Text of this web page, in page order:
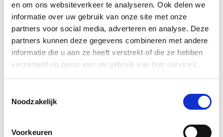
en om ons websiteverkeer te analyseren. Ook delen we
informatie over uw gebruik van onze site met onze
partners voor social media, adverteren en analyse. Deze
partners kunnen deze gegevens combineren met andere
informatie die u aan ze heeft verstrekt of die ze hebben
verzameld op basis van uw gebruik van hun services.
Noodzakelijk
Voorkeuren
Randen
geslepen en gepolijst
Opmerking
Aantal